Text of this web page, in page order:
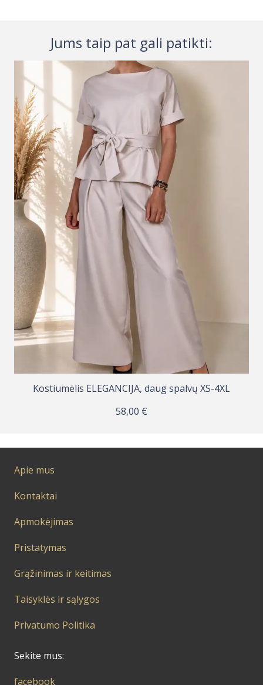
Jums taip pat gali patikti:
Kostiumėlis ELEGANCIJA, daug spalvų XS-4XL
58,00 €
Apie mus
Kontaktai
Apmokėjimas
Pristatymas
Grąžinimas ir keitimas
Taisyklės ir sąlygos
Privatumo Politika
Sekite mus:
facebook